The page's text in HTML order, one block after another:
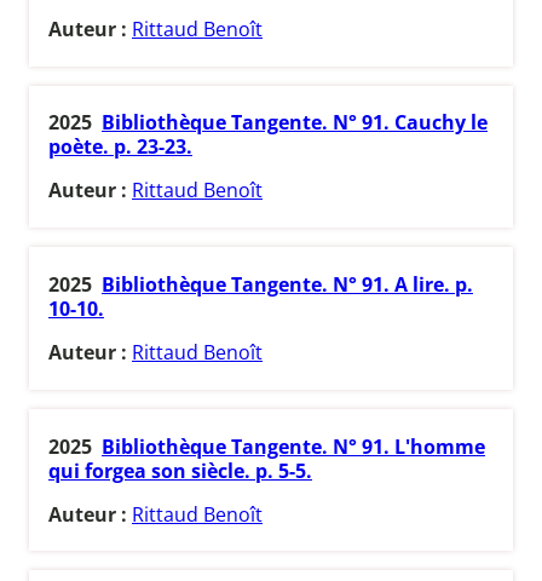
Auteur : Rittaud Benoît
2025 Bibliothèque Tangente. N° 91. Cauchy le
poète. p. 23-23.
Auteur : Rittaud Benoît
2025 Bibliothèque Tangente. N° 91. A lire. p.
10-10.
Auteur : Rittaud Benoît
2025 Bibliothèque Tangente. N° 91. L'homme
qui forgea son siècle. p. 5-5.
Auteur : Rittaud Benoît